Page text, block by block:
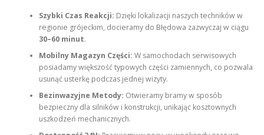
Szybki Czas Reakcji: Dzięki lokalizacji naszych techników w
regionie grójeckim, docieramy do Błędowa zazwyczaj w ciągu
30–60 minut.
Mobilny Magazyn Części: W samochodach serwisowych
posiadamy większość typowych części zamiennych, co pozwala
usunąć usterkę podczas jednej wizyty.
Bezinwazyjne Metody: Otwieramy bramy w sposób
bezpieczny dla silników i konstrukcji, unikając kosztownych
uszkodzeń mechanicznych.